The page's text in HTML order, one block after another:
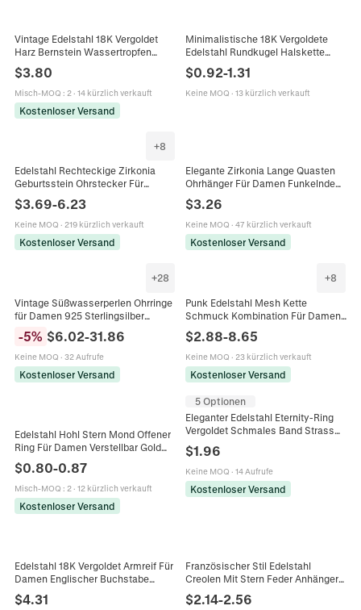
Vintage Edelstahl 18K Vergoldet
Harz Bernstein Wassertropfen
Unregelmäßige Tropfenohrringe Für
Damen
$3.80
Misch-MOQ : 2· 14 kürzlich verkauft
Kostenloser Versand
Minimalistische 18K Vergoldete
Edelstahl Rundkugel Halskette
Schmuck Für Damen
$0.92-1.31
Keine MOQ · 13 kürzlich verkauft
+8
Edelstahl Rechteckige Zirkonia
Geburtsstein Ohrstecker Für
Damen 14K Vergoldet
Minimalistischer Geometrischer
Ohrschmuck
Geburtstagsgeschenk
$3.69-6.23
Keine MOQ · 219 kürzlich verkauft
Kostenloser Versand
Elegante Zirkonia Lange Quasten
Ohrhänger Für Damen Funkelnde
Verlauf Runde Zirkonia Ohrringe
Braut Hochzeit Party Mode
Accessoire
$3.26
Keine MOQ · 47 kürzlich verkauft
Kostenloser Versand
+28
Vintage Süßwasserperlen Ohrringe
für Damen 925 Sterlingsilber
Barockperle Hängeohrringe
Schmuck
-5% $6.02-31.86
Keine MOQ · 32 Aufrufe
Kostenloser Versand
+8
Punk Edelstahl Mesh Kette
Schmuck Kombination Für Damen
Choker Halskette Dickes Armband
$2.88-8.65
Keine MOQ · 23 kürzlich verkauft
Kostenloser Versand
Edelstahl Hohl Stern Mond Offener
Ring Für Damen Verstellbar Gold
Silber Galvanisiert Himmlisch
Schick Fingerring Schmuck
Geschenk
$0.80-0.87
Misch-MOQ : 2· 12 kürzlich verkauft
Kostenloser Versand
5 Optionen
Eleganter Edelstahl Eternity-Ring
Vergoldet Schmales Band Strass
Täglicher Schmuck Geschenk
$1.96
Keine MOQ · 14 Aufrufe
Kostenloser Versand
Edelstahl 18K Vergoldet Armreif Für
Damen Englischer Buchstabe
Strass Armreif Manschette
Armband Mode Handschmuck
$4.31
Französischer Stil Edelstahl
Creolen Mit Stern Feder Anhänger
Und Künstliche Perlen Vintage
Schmuck Für Damen
$2.14-2.56